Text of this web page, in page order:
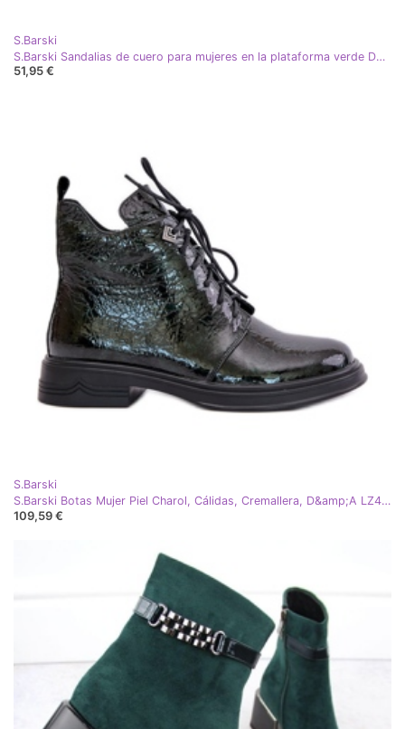
S.Barski
S.Barski Sandalias de cuero para mujeres en la plataforma verde D&amp;A SJ2301-2
51,95 €
S.Barski
S.Barski Botas Mujer Piel Charol, Cálidas, Cremallera, D&amp;A LZ42-042, Verde Oscuro
109,59 €